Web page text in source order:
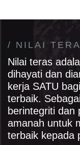
/ NILAI
Nilai teras
dihayati dan
kerja SATU
terbaik.
berintegriti dan
amanah untuk
terbaik kepada